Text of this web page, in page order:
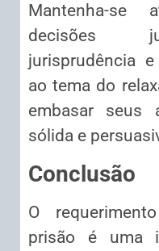
Mantenha-se
decisões
jurisprudência
ao tema do
embasar seus
sólida e
Conclusão
O
prisão é uma